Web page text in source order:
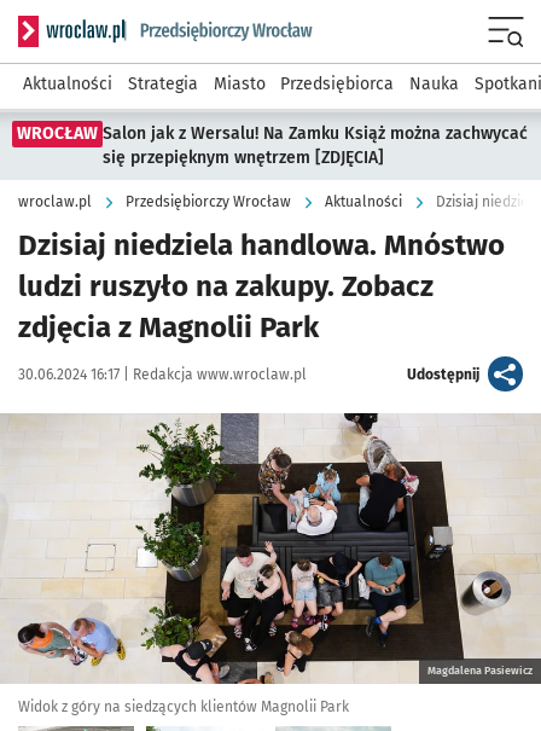
Serwis informacyjny wroclaw.pl podserwis: Strategia
Aktualności Strategia Miasto Przedsiębiorca Nauka
WROCŁAW Salon jak z Wersalu! Na Zamku Książ można zachwycać
się przepięknym wnętrzem [ZDJĘCIA]
wroclaw.pl Przedsiębiorczy Wrocław Aktualności
Dzisiaj niedziela handlowa. Mnóstwo
ludzi ruszyło na zakupy. Zobacz
zdjęcia z Magnolii Park
Data publikacji:
30.06.2024 16:17 | Autor:
Redakcja www.wroclaw.pl Udostępnijartykuł
Kliknij, aby zobaczyć galerię
Magdalena Pasiewicz
Widok z góry na siedzących klientów Magnolii Park